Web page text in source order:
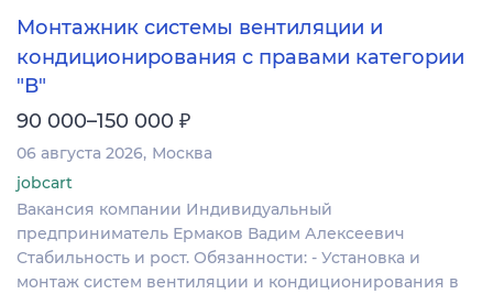
Монтажник системы вентиляции и
кондиционирования с правами категории
"В"
90 000–150 000 ₽
06 августа 2026 Москва
jobcart
Вакансия компании Индивидуальный
предприниматель Ермаков Вадим Алексеевич
Стабильность и рост. Обязанности: - Установка и
монтаж систем вентиляции и кондиционирования в